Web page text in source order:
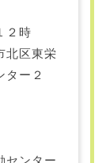
２時
北区東栄
ター２
センター